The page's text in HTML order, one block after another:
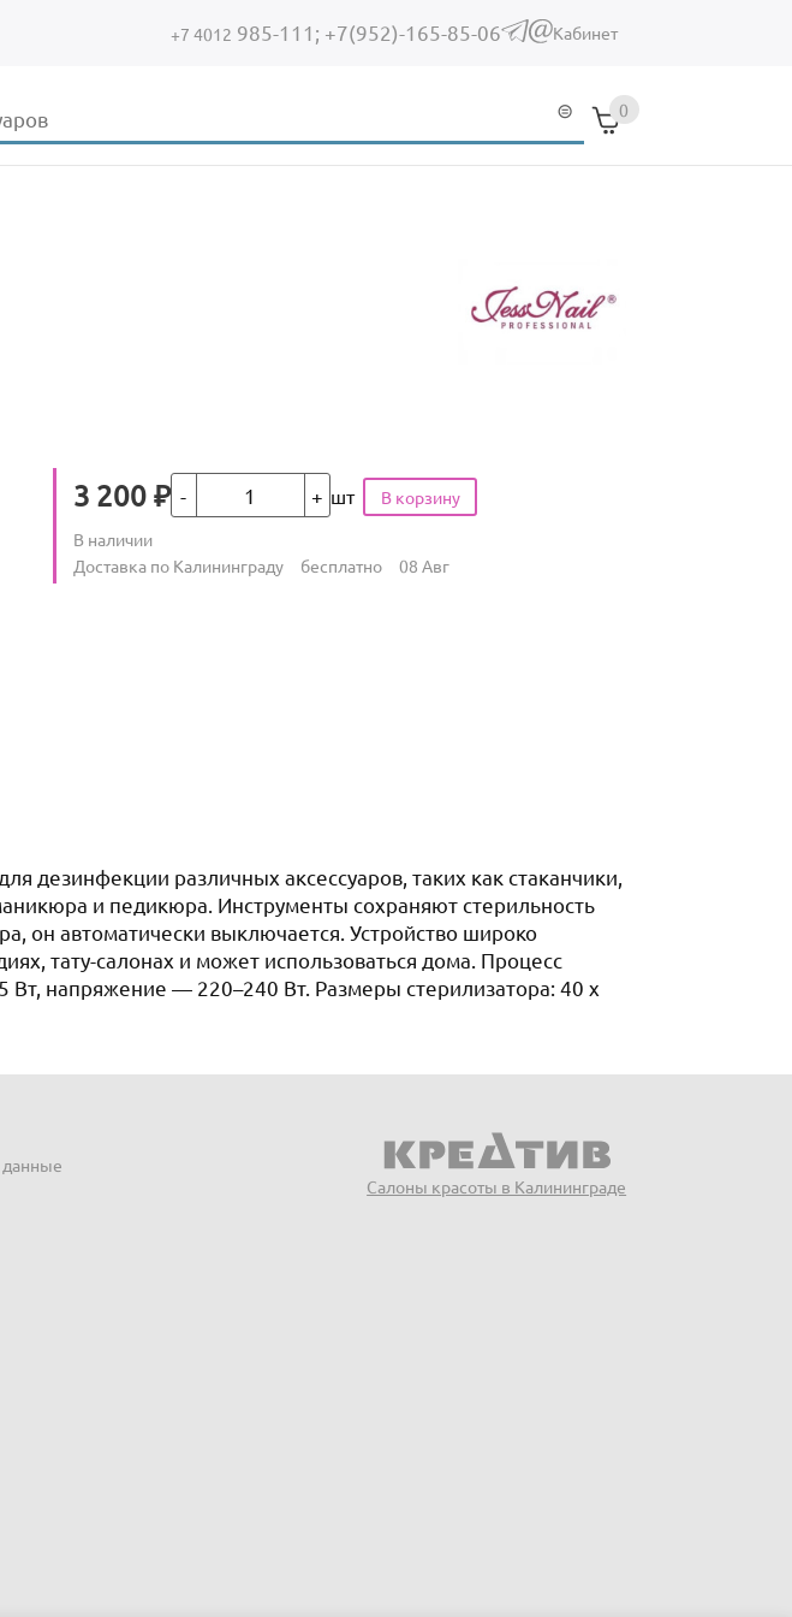
+7 4012 985-111; +7(952)-165-85-06 (link sends e-mail)
Кабинет
0
Цена
3 200 ₽Кол-во шт
Количество
В наличии
Условия доставки
Доставка по Калининграду бесплатно 08 Авг
дезинфекции различных аксессуаров, таких как стаканчики,
и педикюра. Инструменты сохраняют стерильность
он автоматически выключается. Устройство широко
тату-салонах и может использоваться дома. Процесс
Вт, напряжение — 220–240 Вт. Размеры стерилизатора: 40 х
Салоны красоты в Калининграде